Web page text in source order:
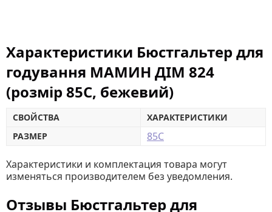
Характеристики Бюстгальтер для
годування МАМИН ДІМ 824
(розмір 85C, бежевий)
СВОЙСТВА
ХАРАКТЕРИСТИКИ
РАЗМЕР
85C
Характеристики и комплектация товара могут
изменяться производителем без уведомления.
Отзывы Бюстгальтер для